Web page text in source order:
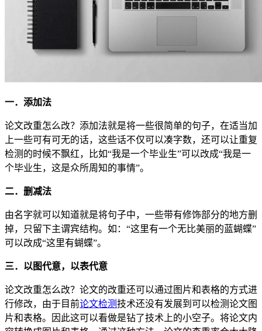
一．添加法
论文改重怎么改？添加法就是将一些很简单的句子，在适当加
上一些可有可无的话，这些话不仅可以凑字数，还可以让重复
检测的时候不飘红，比如“我是一个毕业生”可以改成“我是一
个毕业生，这是众所周知的事情”。
二．删减法
由名字就可以知道就是将句子中，一些带有修饰部分的地方删
掉，只留下主谓宾结构。如：“这里有一个无比美丽的蓝蝴蝶”
可以改成“这里有蝴蝶”。
三．以图代意，以表代意
论文改重怎么改？论文的改重还可以通过图片和表格的方式进
行修改，由于目前论文检测技术还没有发展到可以检测论文图
片和表格。因此这可以看做是钻了技术上的小空子。将论文内